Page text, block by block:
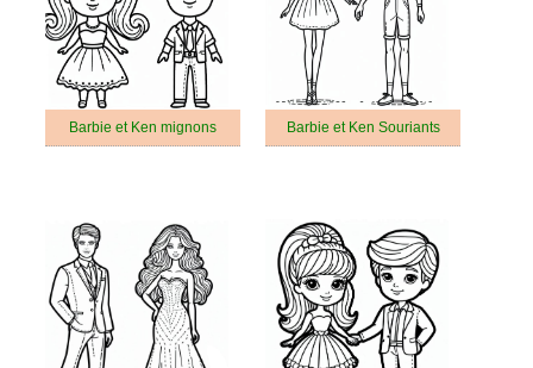
Barbie et Ken mignons Barbie et Ken Souriants